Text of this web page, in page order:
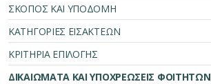
ΣΚΟΠΟΣ ΚΑΙ ΥΠΟΔΟΜΗ
ΚΑΤΗΓΟΡΙΕΣ ΕΙΣΑΚΤΕΩΝ
ΚΡΙΤΗΡΙΑ ΕΠΙΛΟΓΗΣ
ΔΙΚΑΙΩΜΑΤΑ ΚΑΙ ΥΠΟΧΡΕΩΣΕΙΣ ΦΟΙΤΗΤΩΝ